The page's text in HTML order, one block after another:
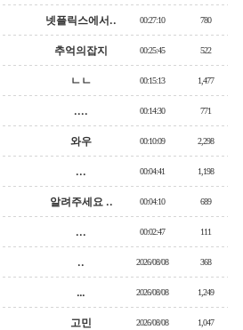
넷플릭스에서.. 00:27:10 780
추억의잡지 00:25:45 522
ㄴㄴ 00:15:13 1,477
.... 00:14:30 771
와우 00:10:09 2,298
... 00:04:41 1,198
알려주세요 .. 00:04:10 689
... 00:02:47 111
.. 2026/08/08 368
… 2026/08/08 1,249
고민 2026/08/08 1,047